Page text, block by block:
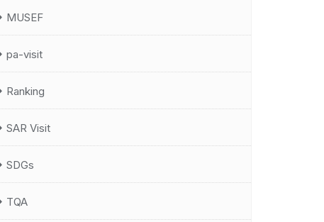
MUSEF
pa-visit
Ranking
SAR Visit
SDGs
TQA